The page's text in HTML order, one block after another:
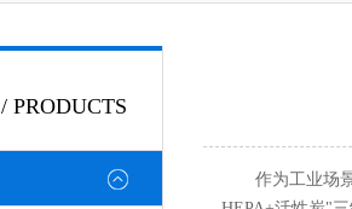
/ PRODUCTS
作为工业场